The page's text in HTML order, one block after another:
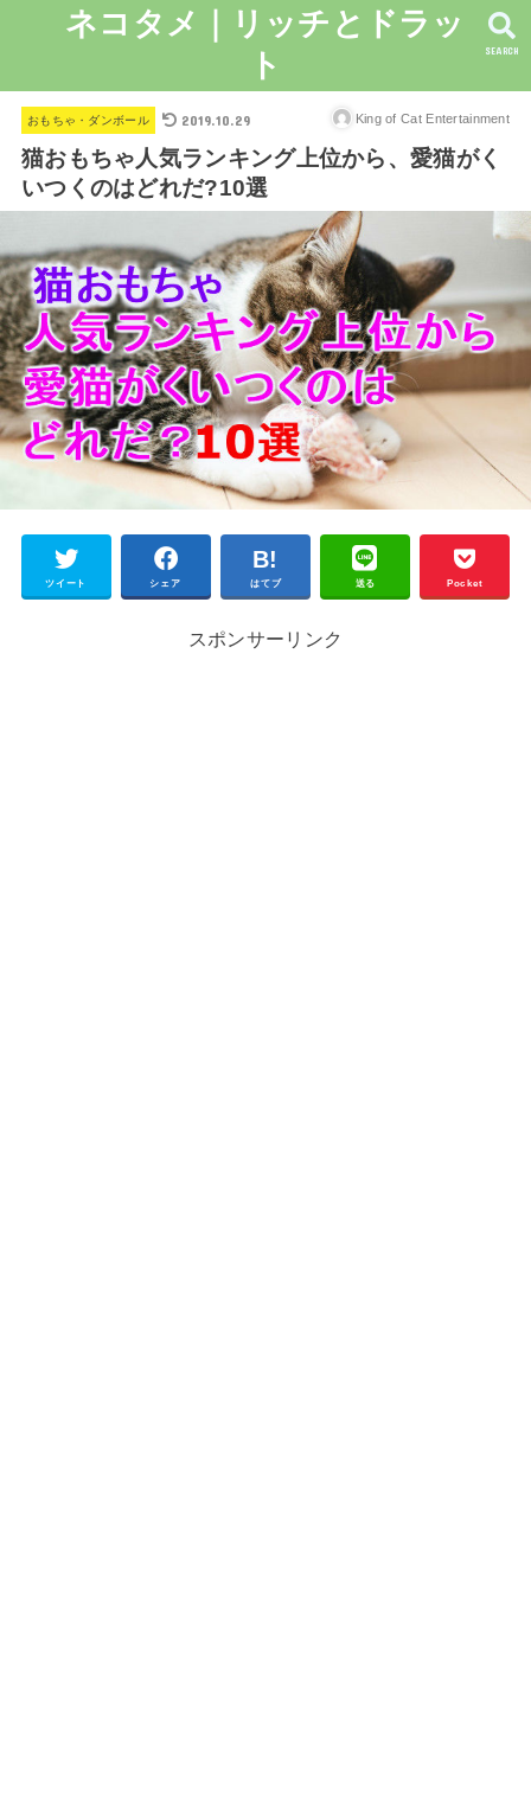
ネコタメ｜リッチとドラッ
ト
SEARCH
おもちゃ・ダンボール 2019.10.29 King of Cat Entertainment
猫おもちゃ人気ランキング上位から、愛猫がく
いつくのはどれだ?10選
ツイート シェア はてブ 送る Pocket
スポンサーリンク